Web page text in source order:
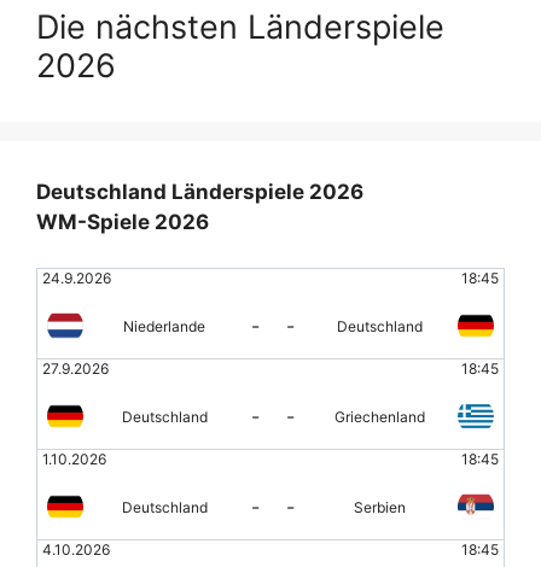
Die nächsten Länderspiele
2026
Deutschland Länderspiele 2026
WM-Spiele 2026
24.9.2026 18:45
Niederlande - - Deutschland
27.9.2026 18:45
Deutschland - - Griechenland
1.10.2026 18:45
Deutschland - - Serbien
4.10.2026 18:45